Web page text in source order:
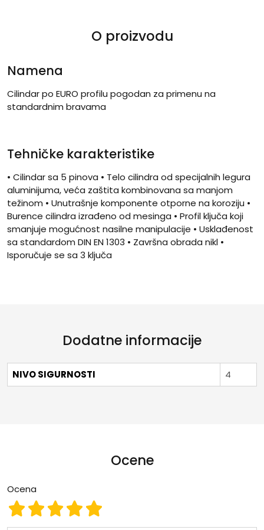
O proizvodu
Namena
Cilindar po EURO profilu pogodan za primenu na
standardnim bravama
Tehničke karakteristike
• Cilindar sa 5 pinova • Telo cilindra od specijalnih legura
aluminijuma, veća zaštita kombinovana sa manjom
težinom • Unutrašnje komponente otporne na koroziju •
Burence cilindra izrađeno od mesinga • Profil ključa koji
smanjuje mogućnost nasilne manipulacije • Usklađenost
sa standardom DIN EN 1303 • Završna obrada nikl •
Isporučuje se sa 3 ključa
Dodatne informacije
NIVO SIGURNOSTI 4
Ocene
Ocena
Ocena 5
Ocena 4
Ocena 3
Ocena 2
Ocena 1